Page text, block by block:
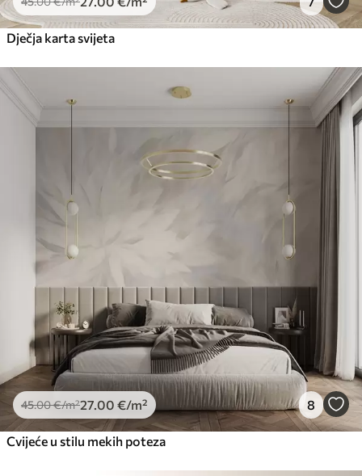
Dječja karta svijeta
45.00€/m²27 .00 €/m² 8
Cvijeće u stilu mekih poteza